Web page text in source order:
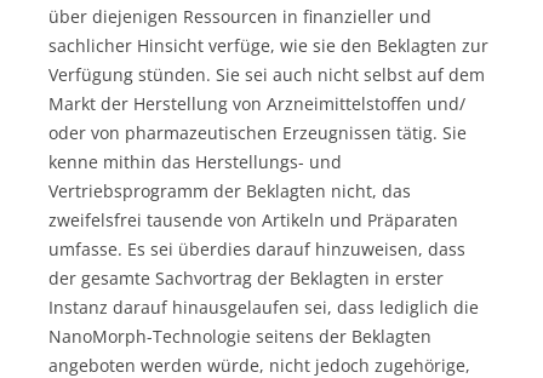
über diejenigen Ressourcen in finanzieller und
sachlicher Hinsicht verfüge, wie sie den Beklagten zur
Verfügung stünden. Sie sei auch nicht selbst auf dem
Markt der Herstellung von Arzneimittelstoffen und/
oder von pharmazeutischen Erzeugnissen tätig. Sie
kenne mithin das Herstellungs- und
Vertriebsprogramm der Beklagten nicht, das
zweifelsfrei tausende von Artikeln und Präparaten
umfasse. Es sei überdies darauf hinzuweisen, dass
der gesamte Sachvortrag der Beklagten in erster
Instanz darauf hinausgelaufen sei, dass lediglich die
NanoMorph-Technologie seitens der Beklagten
angeboten werden würde, nicht jedoch zugehörige,